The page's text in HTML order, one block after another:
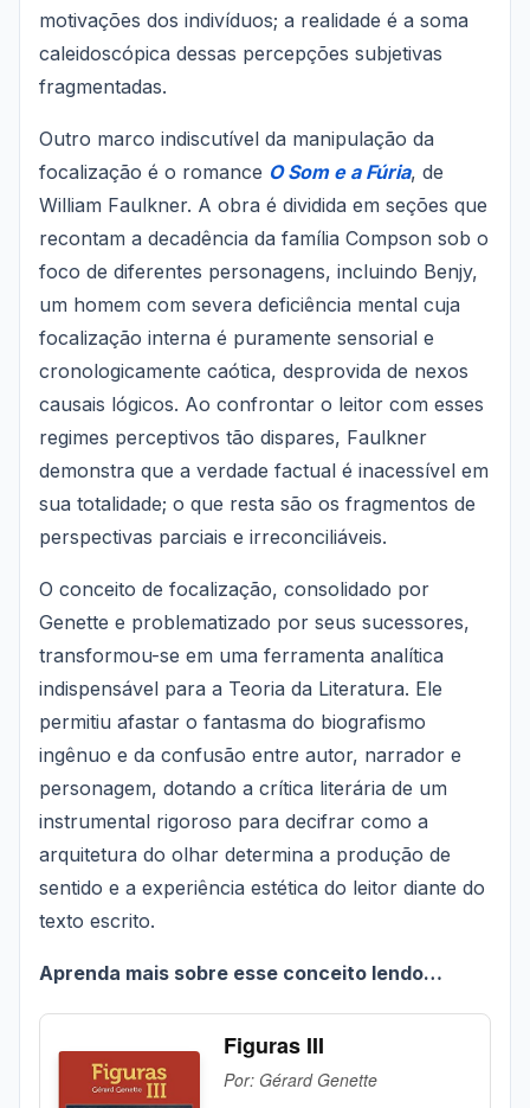
motivações dos indivíduos; a realidade é a soma
caleidoscópica dessas percepções subjetivas
fragmentadas.
Outro marco indiscutível da manipulação da
focalização é o romance O Som e a Fúria, de
William Faulkner. A obra é dividida em seções que
recontam a decadência da família Compson sob o
foco de diferentes personagens, incluindo Benjy,
um homem com severa deficiência mental cuja
focalização interna é puramente sensorial e
cronologicamente caótica, desprovida de nexos
causais lógicos. Ao confrontar o leitor com esses
regimes perceptivos tão dispares, Faulkner
demonstra que a verdade factual é inacessível em
sua totalidade; o que resta são os fragmentos de
perspectivas parciais e irreconciliáveis.
O conceito de focalização, consolidado por
Genette e problematizado por seus sucessores,
transformou-se em uma ferramenta analítica
indispensável para a Teoria da Literatura. Ele
permitiu afastar o fantasma do biografismo
ingênuo e da confusão entre autor, narrador e
personagem, dotando a crítica literária de um
instrumental rigoroso para decifrar como a
arquitetura do olhar determina a produção de
sentido e a experiência estética do leitor diante do
texto escrito.
Aprenda mais sobre esse conceito lendo…
Figuras III
Por: Gérard Genette